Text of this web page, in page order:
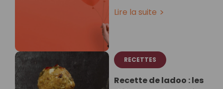
Lire la suite
RECETTES
Recette de ladoo : les